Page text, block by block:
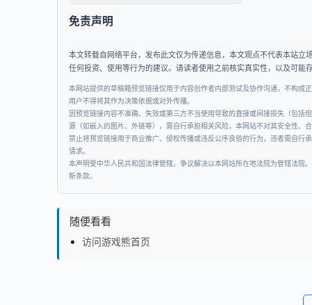
免责声明
本文转载自网络平台，发布此文仅为传递信息，本文观点不代表本站
任何投资、使用等行为的建议。请读者使用之前核实真实性，以及可能
本网站提供的草稿箱预览链接仅用于内容创作者内部测试及协作沟通，不构成
用户不得将其作为决策依据或对外传播。
因预览链接内容不准确、失效或第三方不当使用导致的直接或间接损失（包
源（如嵌入的图片、外链等），需自行承担相关风险，本网站不对其安全性、合
禁止将预览链接用于商业推广、侵权传播或违反公序良俗的行为，违者需自行
请求。
本声明受中华人民共和国法律管辖，争议解决以本网站所在地法院为管辖法院
新条款。
随便看看
访问游戏熊首页